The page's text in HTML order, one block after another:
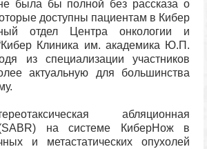
была бы полной без рассказа о
доступны пациентам в Кибер
отдел Центра онкологии и
Клиника им. академика Ю.П.
из специализации участников
актуальную для большинства
абляционная
(SABR) на системе КиберНож в
и метастатических опухолей